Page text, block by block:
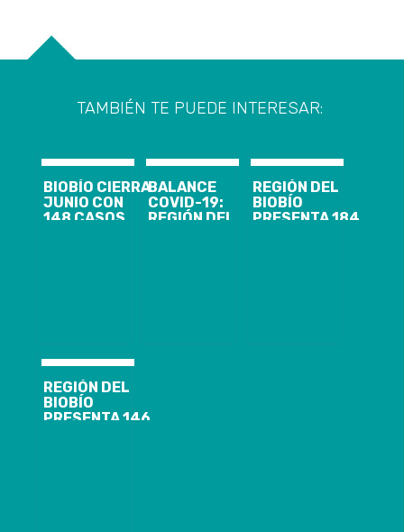
TAMBIÉN TE PUEDE INTERESAR:
BIOBÍO CIERRA
JUNIO CON
148 CASOS
LOTA
BALANCE
COVID-19:
REGIÓN DEL
REGIÓN DEL
BIOBÍO
PRESENTA 184
REGIÓN DEL
BIOBÍO
PRESENTA 146